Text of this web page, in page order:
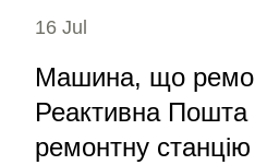
16 Jul
Машина, що
Реактивна Пошта
ремонтну